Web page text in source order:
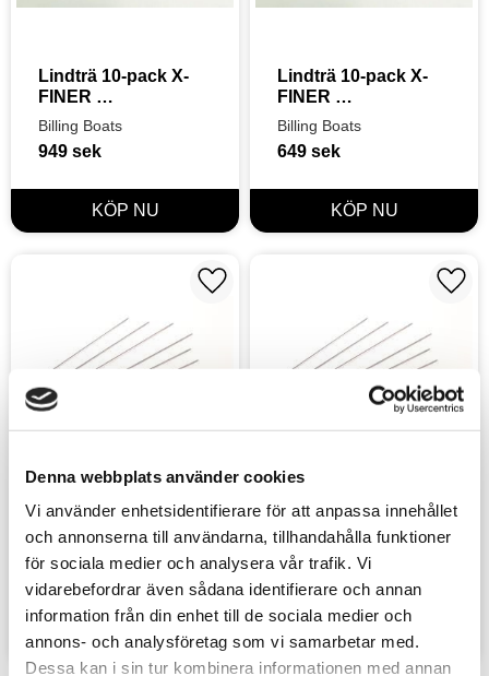
Denna webbplats använder cookies
Vi använder enhetsidentifierare för att anpassa innehållet
och annonserna till användarna, tillhandahålla funktioner
för sociala medier och analysera vår trafik. Vi
vidarebefordrar även sådana identifierare och annan
information från din enhet till de sociala medier och
annons- och analysföretag som vi samarbetar med.
Dessa kan i sin tur kombinera informationen med annan
Lindträ 10-pack X-
FINER
5X100X450mm
Billing Boats
949 sek
Lindträ 10-pack X-
FINER
3X100X450mm
Billing Boats
649 sek
Piano Wire 2 mm,
1000 mm lenght, 4
Albion Alloys
139sek
Lägg till i favoriter
Piano Wire 1,5 mm,
1000 mm lenght, 4
pieces
Albion Alloys
149sek